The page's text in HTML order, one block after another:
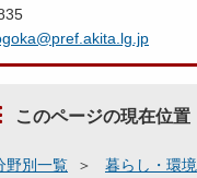
このページの現在位置
野別一覧
暮らし・環境